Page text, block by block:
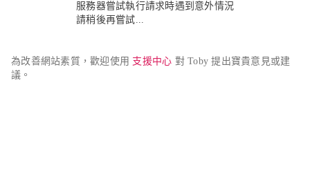
服務器嘗試執行請求時遇到意外情況
請稍後再嘗試...
為改善網站素質，歡迎使用 支援中心 對 Toby 提出寶貴意見或建
議。